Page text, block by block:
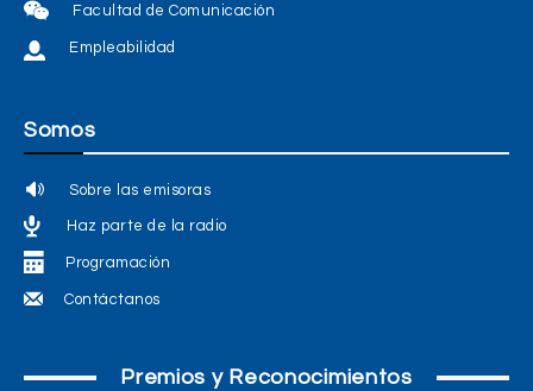
Facultad de Comunicación
Empleabilidad
Somos
Sobre las emisoras
Haz parte de la radio
Programación
Contáctanos
Premios y Reconocimientos